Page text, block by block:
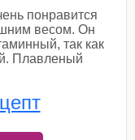
понравится
весом. Он
так как
Плавленый